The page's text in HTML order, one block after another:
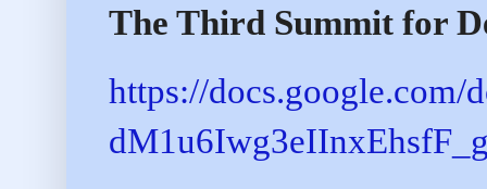
The Third Summit for
https://docs.google.com/